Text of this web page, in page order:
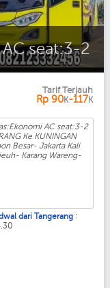
seat:3-2
Tarif Terjauh
Rp 90K-117K
AC seat:3-2
Ke KUNINGAN
Besar- Jakarta Kali
Karang Wareng-
dari Tangerang :